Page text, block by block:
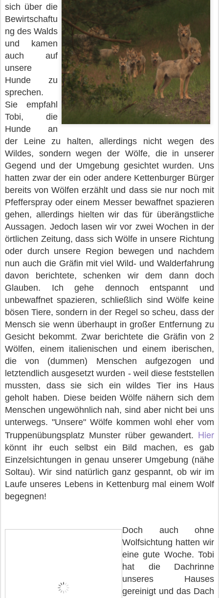
sich über die
Bewirtschaftu
ng des Walds
und kamen
auch auf
unsere
Hunde zu
sprechen.
Sie empfahl
Tobi, die
Hunde an
der Leine zu halten, allerdings nicht wegen des
Wildes, sondern wegen der Wölfe, die in unserer
Gegend und der Umgebung gesichtet wurden. Uns
hatten zwar der ein oder andere Kettenburger Bürger
bereits von Wölfen erzählt und dass sie nur noch mit
Pfefferspray oder einem Messer bewaffnet spazieren
gehen, allerdings hielten wir das für überängstliche
Aussagen. Jedoch lasen wir vor zwei Wochen in der
örtlichen Zeitung, dass sich Wölfe in unsere Richtung
oder durch unsere Region bewegen und nachdem
nun auch die Gräfin mit viel Wild- und Walderfahrung
davon berichtete, schenken wir dem dann doch
Glauben. Ich gehe dennoch entspannt und
unbewaffnet spazieren, schließlich sind Wölfe keine
bösen Tiere, sondern in der Regel so scheu, dass der
Mensch sie wenn überhaupt in großer Entfernung zu
Gesicht bekommt. Zwar berichtete die Gräfin von 2
Wölfen, einem italienischen und einem iberischen,
die von (dummen) Menschen aufgezogen und
letztendlich ausgesetzt wurden - weil diese feststellen
mussten, dass sie sich ein wildes Tier ins Haus
geholt haben. Diese beiden Wölfe nähern sich dem
Menschen ungewöhnlich nah, sind aber nicht bei uns
unterwegs. "Unsere" Wölfe kommen wohl eher vom
Truppenübungsplatz Munster rüber gewandert. Hier
könnt ihr euch selbst ein Bild machen, es gab
Einzelsichtungen in genau unserer Umgebung (nähe
Soltau).Wir sind natürlich ganz gespannt, ob wir im
Laufe unseres Lebens in Kettenburg mal einem Wolf
begegnen!
Doch auch ohne
Wolfsichtung hatten wir
eine gute Woche. Tobi
hat die Dachrinne
unseres Hauses
gereinigt und das Dach